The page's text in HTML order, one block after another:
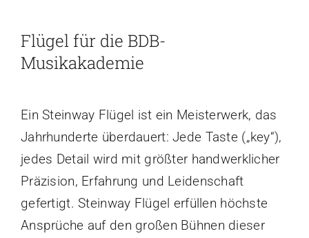
Fördern und Spenden
Kontakt
Flügel für die BDB-
Musikakademie
Ein Steinway Flügel ist ein Meisterwerk, das
Jahrhunderte überdauert: Jede Taste („key“),
jedes Detail wird mit größter handwerklicher
Präzision, Erfahrung und Leidenschaft
gefertigt. Steinway Flügel erfüllen höchste
Ansprüche auf den großen Bühnen dieser